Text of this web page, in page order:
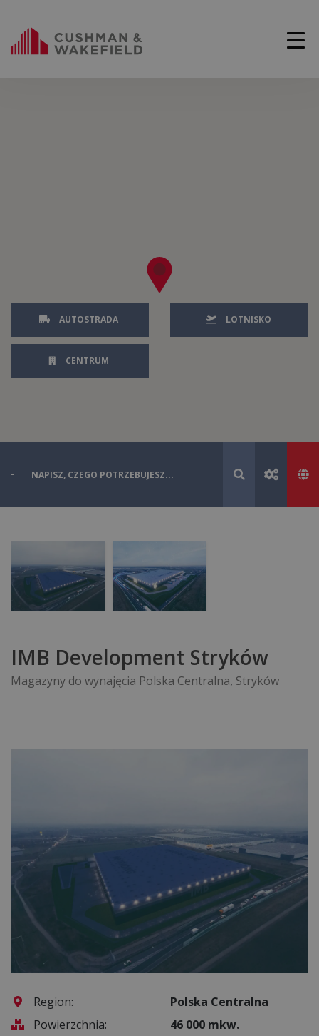
AUTOSTRADA LOTNISKO
CENTRUM
IMB Development Stryków
Magazyny do wynajęcia Polska Centralna, Stryków
Region:
Polska Centralna
Powierzchnia:
46 000 mkw.